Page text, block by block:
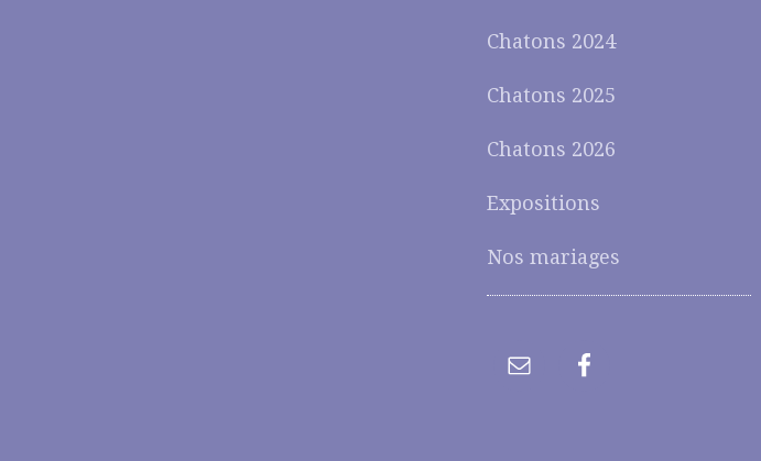
Chatons 2024
Chatons 2025
Chatons 2026
Expositions
Nos mariages